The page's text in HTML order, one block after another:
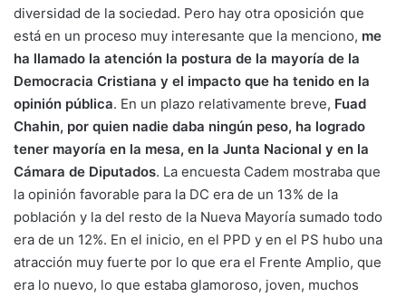
diversidad de la sociedad. Pero hay otra oposición que
está en un proceso muy interesante que la menciono, me
ha llamado la atención la postura de la mayoría de la
Democracia Cristiana y el impacto que ha tenido en la
opinión pública. En un plazo relativamente breve, Fuad
Chahin, por quien nadie daba ningún peso, ha logrado
tener mayoría en la mesa, en la Junta Nacional y en la
Cámara de Diputados. La encuesta Cadem mostraba que
la opinión favorable para la DC era de un 13% de la
población y la del resto de la Nueva Mayoría sumado todo
era de un 12%. En el inicio, en el PPD y en el PS hubo una
atracción muy fuerte por lo que era el Frente Amplio, que
era lo nuevo, lo que estaba glamoroso, joven, muchos